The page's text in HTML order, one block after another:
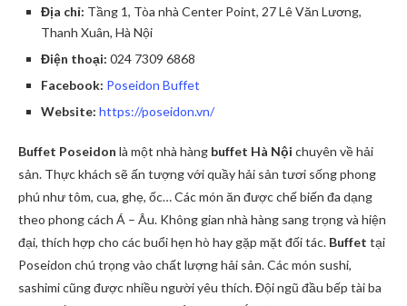
Địa chỉ: Tầng 1, Tòa nhà Center Point, 27 Lê Văn Lương,
Thanh Xuân, Hà Nội
Điện thoại: 024 7309 6868
Facebook: Poseidon Buffet
Website: https://poseidon.vn/
Buffet Poseidon là một nhà hàng buffet Hà Nội chuyên về hải
sản. Thực khách sẽ ấn tượng với quầy hải sản tươi sống phong
phú như tôm, cua, ghẹ, ốc… Các món ăn được chế biến đa dạng
theo phong cách Á – Âu. Không gian nhà hàng sang trọng và hiện
đại, thích hợp cho các buổi hẹn hò hay gặp mặt đối tác. Buffet tại
Poseidon chú trọng vào chất lượng hải sản. Các món sushi,
sashimi cũng được nhiều người yêu thích. Đội ngũ đầu bếp tài ba